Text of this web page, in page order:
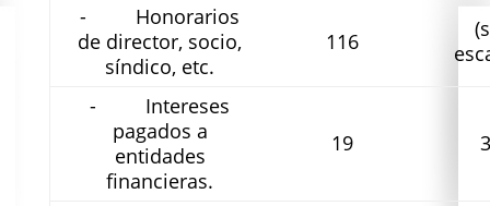
- Honorarios
de director, socio,
síndico, etc.
116
- Intereses
pagados a
entidades
financieras.
19